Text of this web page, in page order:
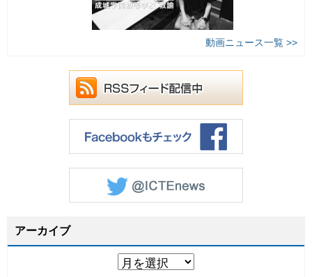
動画ニュース一覧 >>
アーカイブ